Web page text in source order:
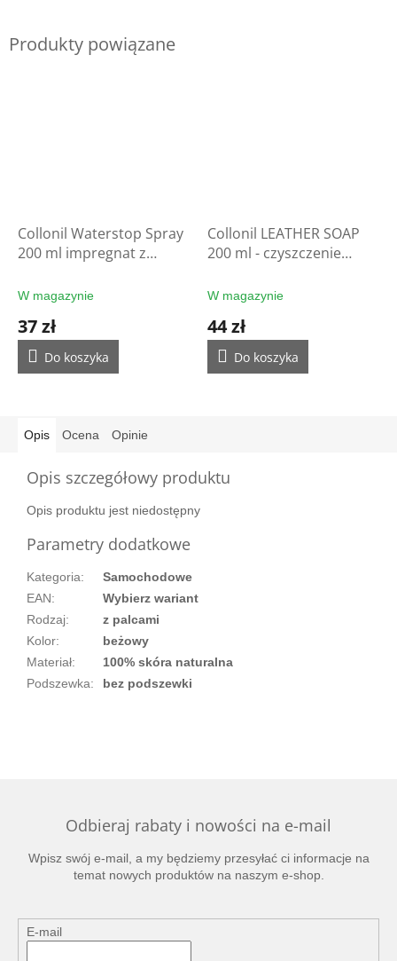
Produkty powiązane
Collonil Waterstop Spray
200 ml impregnat z
rękawic
W magazynie
37 zł
Do koszyka
Collonil LEATHER SOAP
200 ml - czyszczenie
W magazynie
44 zł
Do koszyka
Opis Ocena Opinie
Opis szczegółowy produktu
Opis produktu jest niedostępny
Parametry dodatkowe
Kategoria:
Samochodowe
EAN:
Wybierz wariant
Rodzaj:
z palcami
Kolor:
beżowy
Materiał:
100% skóra naturalna
Podszewka: bez podszewki
Odbieraj rabaty i nowości na e-mail
Wpisz swój e-mail, a my będziemy przesyłać ci informacje na
temat nowych produktów na naszym e-shop.
E-mail